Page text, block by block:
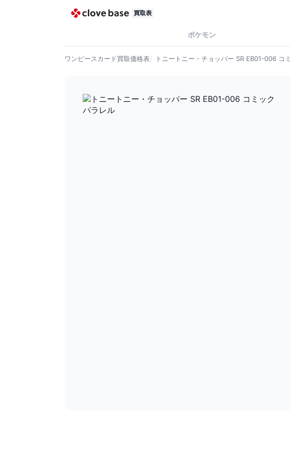
買取表
ポケモン
ワンピースカード買取価格表 トニートニー・チョッパー SR EB01-006 コ